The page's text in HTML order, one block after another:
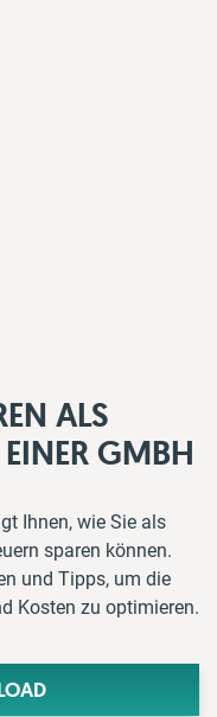
ALS
GMBH
Ihnen, wie Sie als
sparen können.
und Tipps, um die
Kosten zu optimieren.